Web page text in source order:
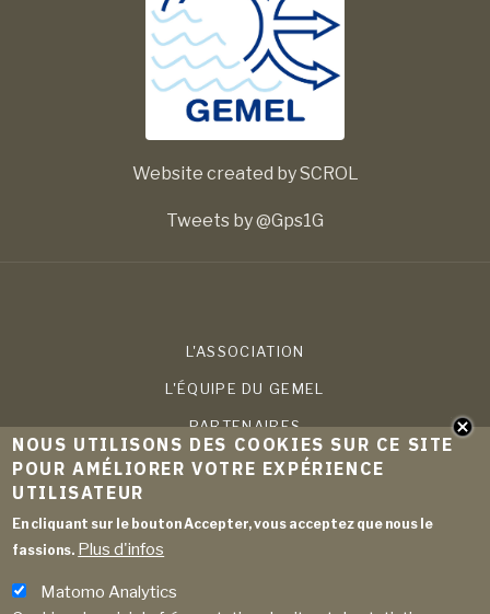
Website created by SCROL
Tweets by @Gps1G
L'ASSOCIATION
L'ÉQUIPE DU GEMEL
PARTENAIRES
COMPÉTENCES
NOUS UTILISONS DES COOKIES SUR CE SITE
POUR AMÉLIORER VOTRE EXPÉRIENCE
UTILISATEUR
En cliquant sur le bouton Accepter, vous acceptez que nous le
fassions. Plus d'infos
Matomo Analytics